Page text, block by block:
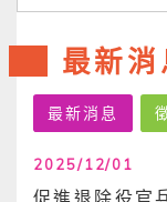
最新消
最新消息
2025/12/01